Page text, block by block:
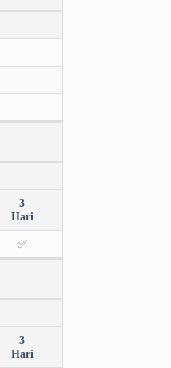
3
Hari
✅
3
Hari